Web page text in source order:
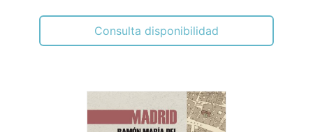
Consulta disponibilidad